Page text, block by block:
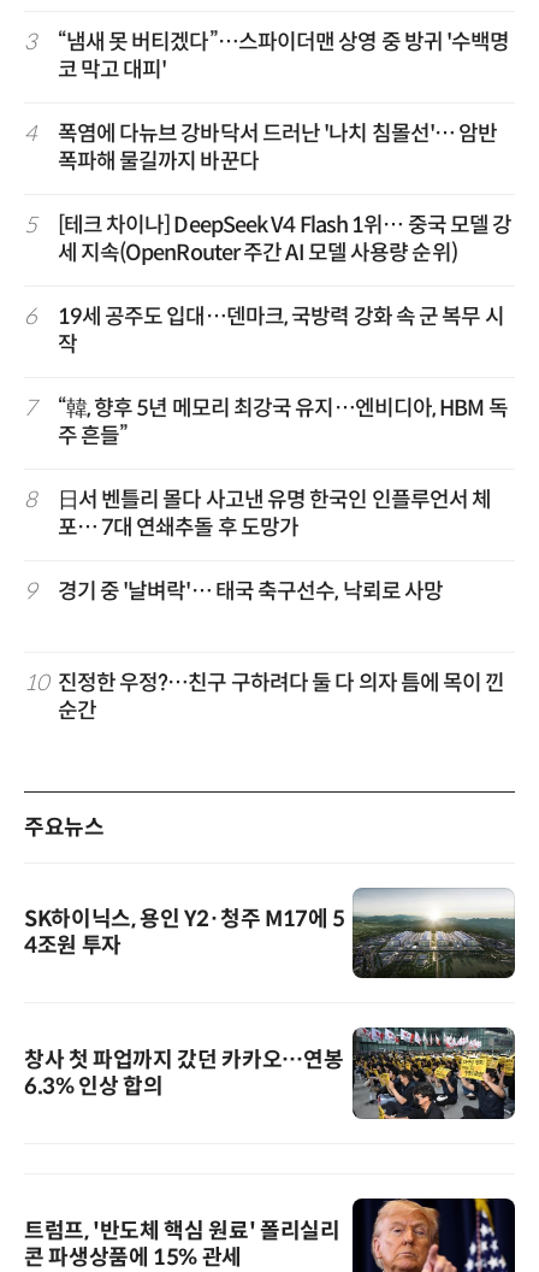
3
“냄새 못 버티겠다”…스파이더맨 상영 중 방귀 '수백명
코 막고 대피'
4
폭염에 다뉴브 강바닥서 드러난 '나치 침몰선'… 암반
폭파해 물길까지 바꾼다
5
[테크 차이나] DeepSeek V4 Flash 1위… 중국 모델 강
세 지속(OpenRouter 주간 AI 모델 사용량 순위)
6
19세 공주도 입대…덴마크, 국방력 강화 속 군 복무 시
작
7
“韓, 향후 5년 메모리 최강국 유지…엔비디아, HBM 독
주 흔들”
8
日서 벤틀리 몰다 사고낸 유명 한국인 인플루언서 체
포… 7대 연쇄추돌 후 도망가
9 경기 중 '날벼락'… 태국 축구선수, 낙뢰로 사망
10 진정한 우정?…친구 구하려다 둘 다 의자 틈에 목이 낀
순간
주요뉴스
SK하이닉스, 용인 Y2·청주 M17에 5
4조원 투자
창사 첫 파업까지 갔던 카카오…연봉
6.3% 인상 합의
트럼프, '반도체 핵심 원료' 폴리실리
콘 파생상품에 15% 관세